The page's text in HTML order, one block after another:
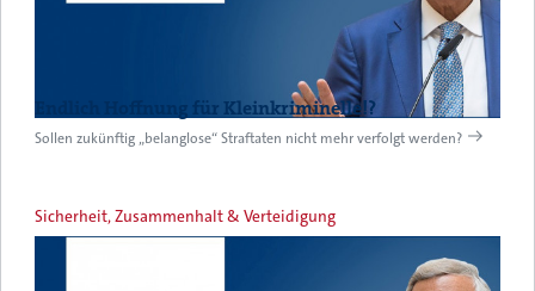
Endlich Hoffnung für Kleinkriminelle!?
Sollen zukünftig „belanglose“ Straftaten nicht mehr verfolgt werden?
Sicherheit, Zusammenhalt & Verteidigung